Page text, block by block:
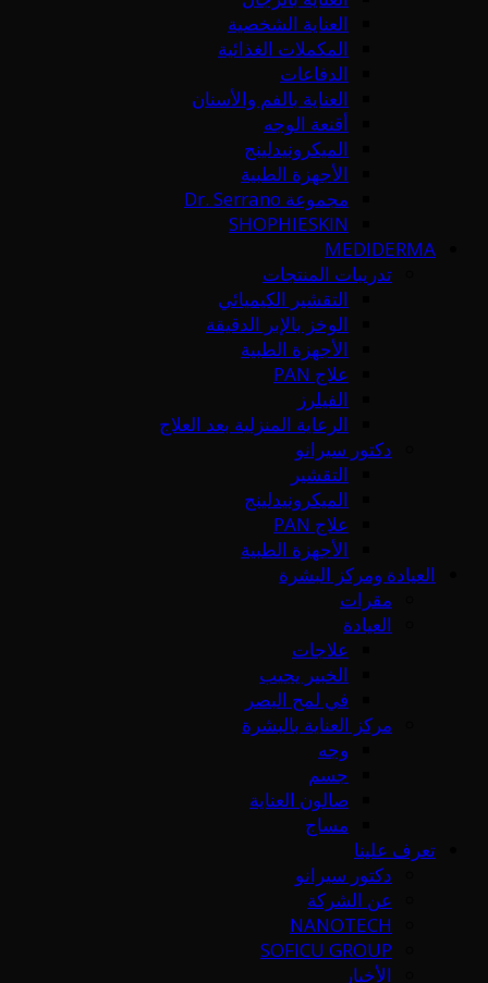
العناية الشخصية
المكملات الغذائية
الدفاعات
العناية بالفم والأسنان
أقنعة الوجه
الميكرونيدلينج
الأجهزة الطبية
مجموعة Dr. Serrano
SHOPHIESKIN
MEDIDERMA
تدريبات المنتجات
التقشير الكيميائي
الوخز بالإبر الدقيقة
الأجهزة الطبية
علاج PAN
الفيلرز
الرعاية المنزلية بعد العلاج
دكتور سيرانو
التقشير
الميكرونيدلينج
علاج PAN
الأجهزة الطبية
العيادة ومركز البشرة
مقرات
العيادة
علاجات
الخبير يجيب
في لمح البصر
مركز العناية بالبشرة
وجه
جسم
صالون العناية
مساج
تعرف علينا
دكتور سيرانو
عن الشركة
NANOTECH
SOFICU GROUP
الأخبار